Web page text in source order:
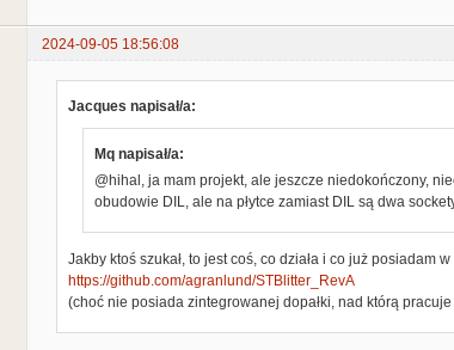
2024-09-05 18:56:08
Jacques napisał/a:
Mq napisał/a:
@hihal, ja mam projekt, ale jeszcze niedokończony,
obudowie DIL, ale na płytce zamiast DIL są dwa
Jakby ktoś szukał, to jest coś, co działa i co już posiadam
https://github.com/agranlund/STBlitter_RevA
(choć nie posiada zintegrowanej dopałki, nad którą